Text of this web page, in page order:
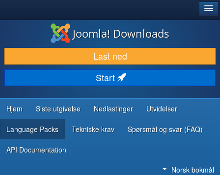
LAST NED & UTVID
OPPDAG & LÆR
SAMFUNN & BRUKERSTØTTE
UTVIKLINGSRESSURSER
Joomla! Downloads
Last ned
Start
Hjem Siste utgivelse Nedlastinger Utvidelser
Language Packs Tekniske krav Spørsmål og svar (FAQ)
API Documentation
Norsk bokmål